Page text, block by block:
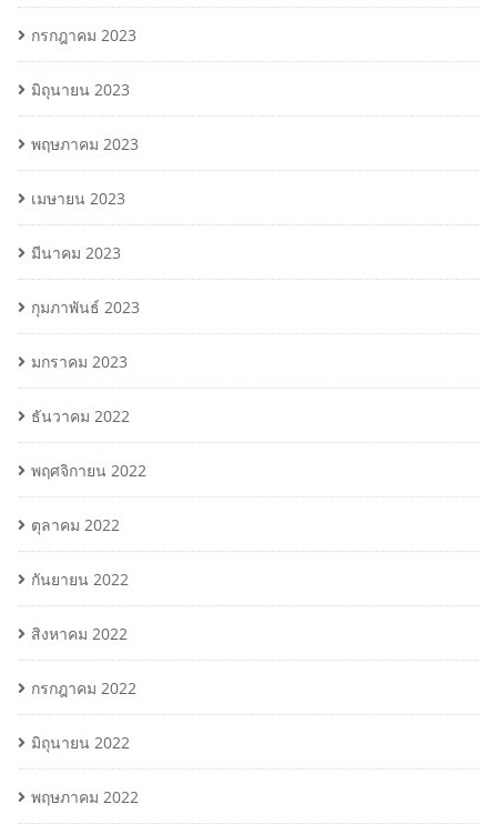
กรกฎาคม 2023
มิถุนายน 2023
พฤษภาคม 2023
เมษายน 2023
มีนาคม 2023
กุมภาพันธ์ 2023
มกราคม 2023
ธันวาคม 2022
พฤศจิกายน 2022
ตุลาคม 2022
กันยายน 2022
สิงหาคม 2022
กรกฎาคม 2022
มิถุนายน 2022
พฤษภาคม 2022